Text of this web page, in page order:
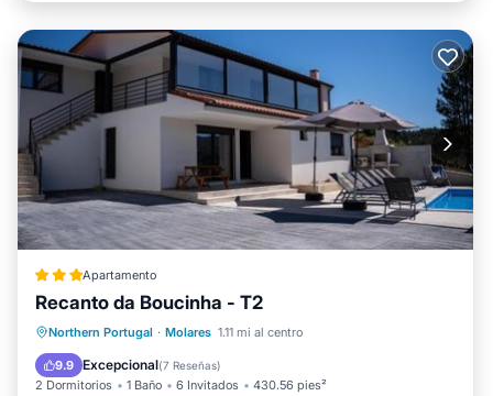
Apartamento
Recanto da Boucinha - T2
Northern Portugal · Molares 1.11 mi al centro
9.9 Excepcional(7 Reseñas)
2 Dormitorios 1 Baño 6 Invitados 430.56 pies²
Frente al mar Aparcamiento
Vista al mar